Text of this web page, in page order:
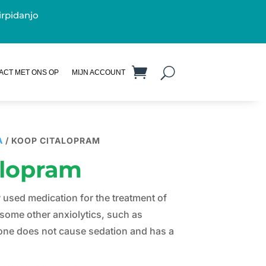
MET ONS OP MIJN ACCOUNT
/ KOOP CITALOPRAM
used medication for the treatment of
other anxiolytics, such as
does not cause sedation and has a